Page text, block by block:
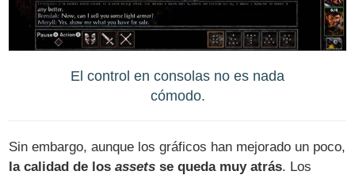
El control en consolas no es nada
cómodo.
Sin embargo, aunque los gráficos han mejorado un poco,
la calidad de losassets se queda muy atrás. Los